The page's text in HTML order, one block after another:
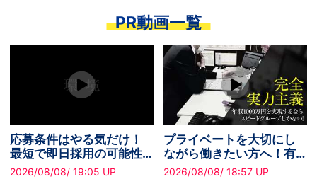
PR動画一覧
応募条件はやる気だけ！
最短で即日採用の可能性
あり✧
2026/08/08/ 19:05 UP
プライベートを大切にし
ながら働きたい方へ！有
給休暇あり
2026/08/08/ 18:57 UP